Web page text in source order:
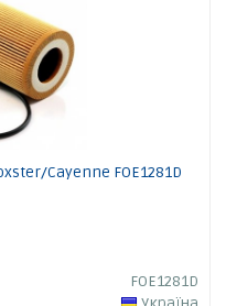
Cayenne FOE1281D
FOE1281D